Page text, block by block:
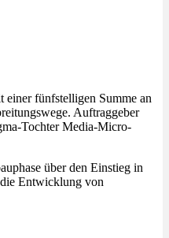
fünfstelligen Summe an
Auftraggeber
Tochter Media-Micro-
über den Einstieg in
Entwicklung von